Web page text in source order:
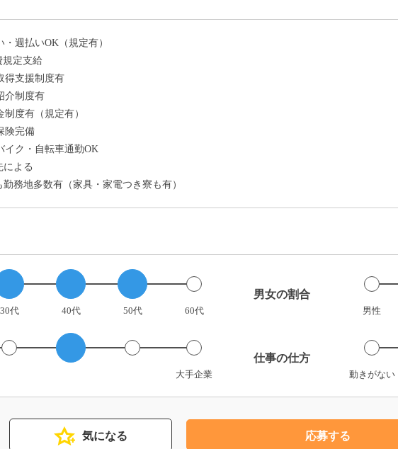
週払いOK（規定有）
定支給
支援制度有
介制度有
度有（規定有）
険完備
ク・自転車通勤OK
よる
務地多数有（家具・家電つき寮も有）
30代 40代 50代 60代
男女の割合
男性
大手企業
仕事の仕方
動きがない
気になる 応募する